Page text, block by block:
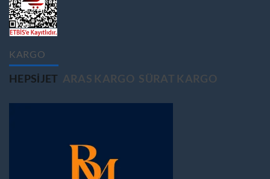
KARGO
HEPSIJET ARAS KARGO SÜRAT KARGO